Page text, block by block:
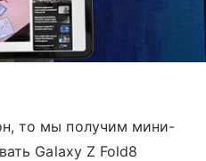
то мы получим мини-
Galaxy Z Fold8